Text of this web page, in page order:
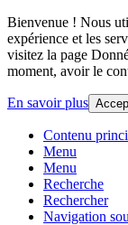
Bienvenue ! Nous
expérience et les
visitez la page
moment, avoir le
En savoir plus
Contenu
Menu
Menu
Recherche
Rechercher
Navigation